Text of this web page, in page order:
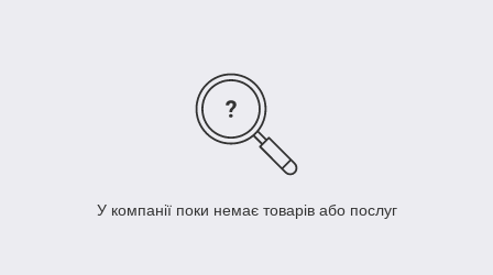
У компанії поки немає товарів або послуг